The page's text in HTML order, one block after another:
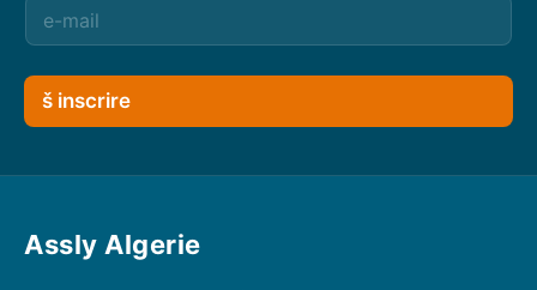
š inscrire
Assly Algerie